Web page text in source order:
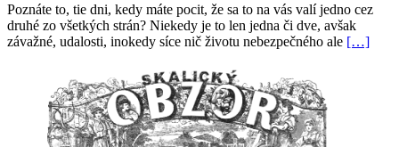
Poznáte to, tie dni, kedy máte pocit, že sa to na vás valí jedno cez
druhé zo všetkých strán? Niekedy je to len jedna či dve, avšak
závažné, udalosti, inokedy síce nič životu nebezpečného ale […]